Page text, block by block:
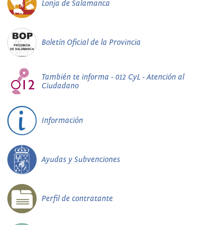
Lonja de Salamanca
Boletín Oficial de la Provincia
También te informa - 012 CyL - Atención al
Ciudadano
Información
Ayudas y Subvenciones
Perfil de contratante